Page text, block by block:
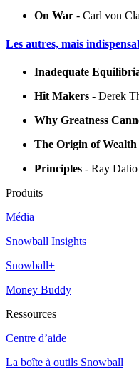
On War - Carl von
Les autres, mais
Inadequate
Hit Makers - Derek
Why Greatness
The Origin of Wealth
Principles - Ray Dalio
Produits
Média
Snowball Insights
Snowball+
Money Buddy
Ressources
Centre d’aide
La boîte à outils Snowball